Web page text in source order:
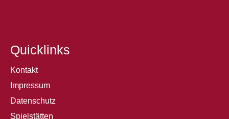
Quicklinks
Kontakt
Impressum
Datenschutz
Spielstätten